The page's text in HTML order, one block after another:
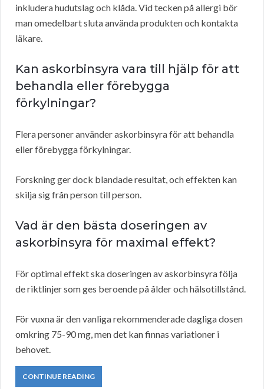
inkludera hudutslag och klåda. Vid tecken på allergi bör
man omedelbart sluta använda produkten och kontakta
läkare.
Kan askorbinsyra vara till hjälp för att
behandla eller förebygga
förkylningar?
Flera personer använder askorbinsyra för att behandla
eller förebygga förkylningar.
Forskning ger dock blandade resultat, och effekten kan
skilja sig från person till person.
Vad är den bästa doseringen av
askorbinsyra för maximal effekt?
För optimal effekt ska doseringen av askorbinsyra följa
de riktlinjer som ges beroende på ålder och hälsotillstånd.
För vuxna är den vanliga rekommenderade dagliga dosen
omkring 75-90 mg, men det kan finnas variationer i
behovet.
CONTINUE READING